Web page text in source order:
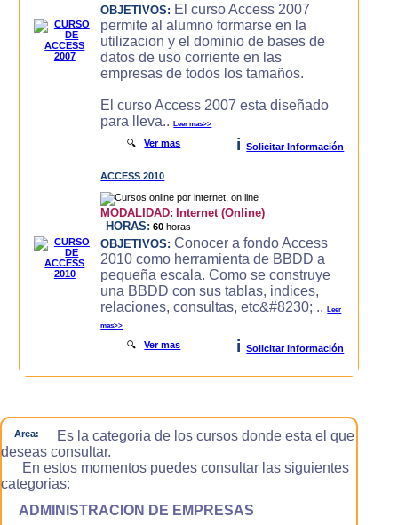
OBJETIVOS: El curso Access 2007
permite al alumno formarse en la
utilizacion y el dominio de bases de
datos de uso corriente en las
empresas de todos los tamaños.
El curso Access 2007 esta diseñado
para lleva..Leer mas>>
🔍Ver mas i Solicitar Información
ACCESS 2010
MODALIDAD: Internet (Online)
HORAS: 60 horas
OBJETIVOS: Conocer a fondo Access
2010 como herramienta de BBDD a
pequeña escala. Como se construye
una BBDD con sus tablas, indices,
relaciones, consultas, etc&#8230; ..Leer
mas>>
🔍Ver mas i Solicitar Información
Area:
Es la categoria de los cursos donde esta el que
deseas consultar.
En estos momentos puedes consultar las siguientes
categorias:
ADMINISTRACION DE EMPRESAS